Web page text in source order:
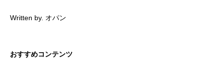
Written by. オパン
おすすめコンテンツ